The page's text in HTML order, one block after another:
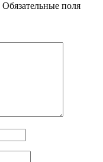
Обязательные поля